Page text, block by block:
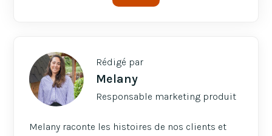
Rédigé par
Melany
Responsable marketing produit
Melany raconte les histoires de nos clients et